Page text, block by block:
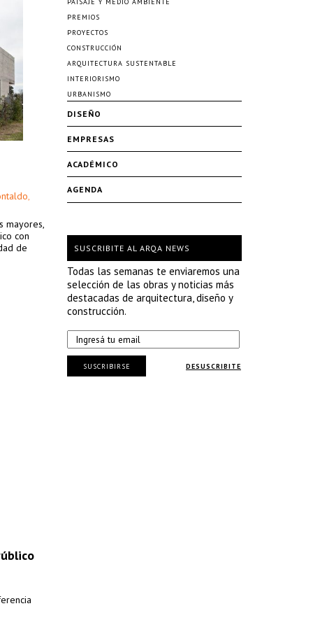
,
mayores,
con
de
PREMIOS
PROYECTOS
CONSTRUCCIÓN
ARQUITECTURA SUSTENTABLE
INTERIORISMO
URBANISMO
DISEÑO
EMPRESAS
ACADÉMICO
AGENDA
SUSCRIBITE AL ARQA NEWS
Todas las semanas te enviaremos una
selección de las obras y noticias más
destacadas de arquitectura, diseño y
construcción.
DESUSCRIBITE
SUSCRIBIRSE